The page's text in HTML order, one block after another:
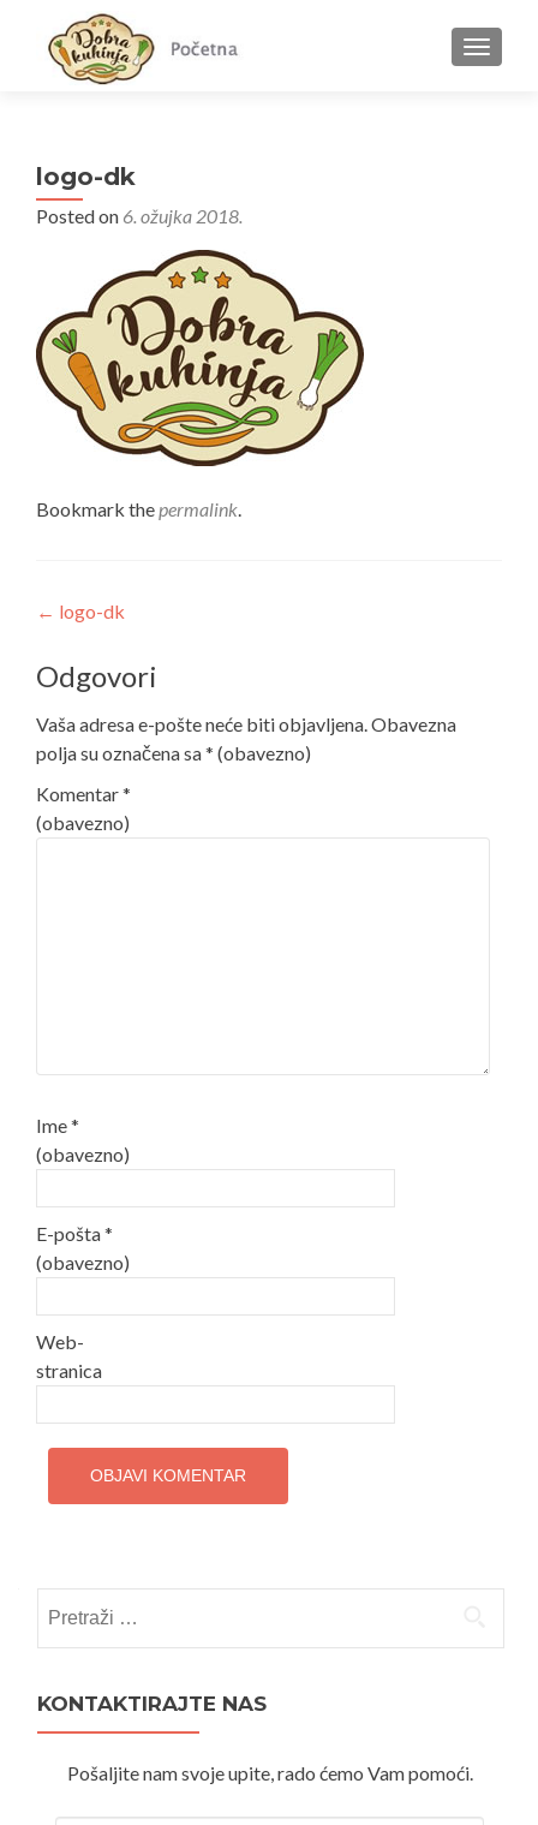
MENU
logo-dk
Posted on 6. ožujka 2018.
Bookmark thepermalink.
Post
navigation
← logo-dk
Odgovori
Vaša adresa e-pošte neće biti objavljena.Obavezna
polja su označena sa* (obavezno)
Komentar*
(obavezno)
Ime*
(obavezno)
E-pošta*
(obavezno)
Web-
stranica
KONTAKTIRAJTE NAS
Pošaljite nam svoje upite, rado ćemo Vam pomoći.